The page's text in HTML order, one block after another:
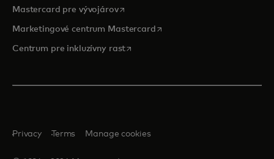
Mastercard pre vývojárovopens in a new tab
Marketingové centrum Mastercardopens in a new tab
Centrum pre inkluzívny rastopens in a new tab
Privacy Terms Manage cookies